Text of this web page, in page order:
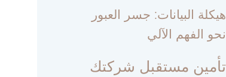
هيكلة البيانات: جسر العبور
نحو الفهم الآلي
تأمين مستقبل شركتك